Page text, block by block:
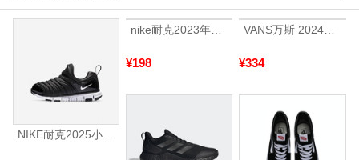
NIKE耐克2025小童NIKE DYNAMO FREE (PS)儿童343738-013
¥198 ¥334